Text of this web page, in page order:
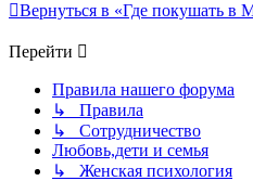
Вернуться в «Где покушать в
Перейти
Правила нашего форума
↳ Правила
↳ Сотрудничество
Любовь,дети и семья
↳ Женская психология